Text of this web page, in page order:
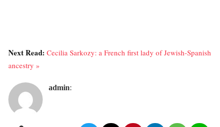
Next Read: Cecilia Sarkozy: a French first lady of Jewish-Spanish
ancestry »
admin: